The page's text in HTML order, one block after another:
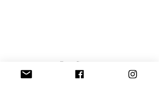
La Goutte